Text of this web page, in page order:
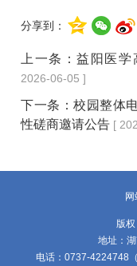
分享到：
上一条：益阳医学
2026-06-05 ]
下一条：校园整体
性磋商邀请公告 [
版
地址：
电话：0737-4224748